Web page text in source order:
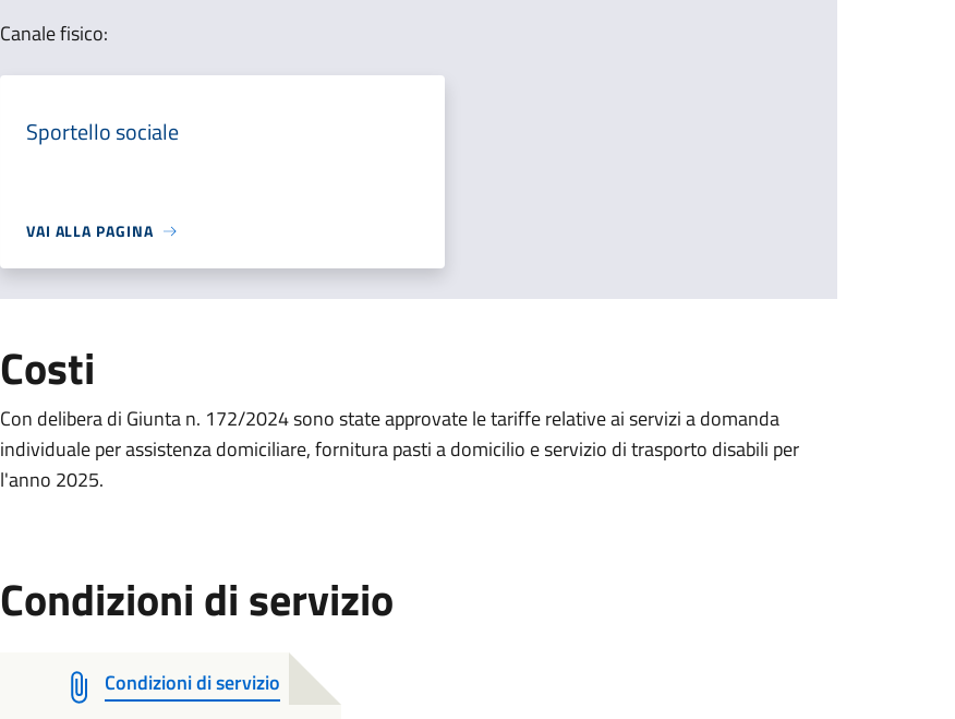
Canale fisico:
Sportello sociale
VAI ALLA PAGINA
Costi
Con delibera di Giunta n. 172/2024 sono state approvate le tariffe relative ai servizi a domanda
individuale per assistenza domiciliare, fornitura pasti a domicilio e servizio di trasporto disabili per
l'anno 2025.
Condizioni di servizio
Condizioni di servizio